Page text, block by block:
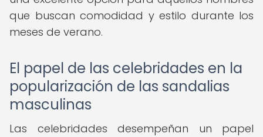
que buscan comodidad y estilo durante los
meses de verano.
El papel de las celebridades en la
popularización de las sandalias
masculinas
Las celebridades desempeñan un papel